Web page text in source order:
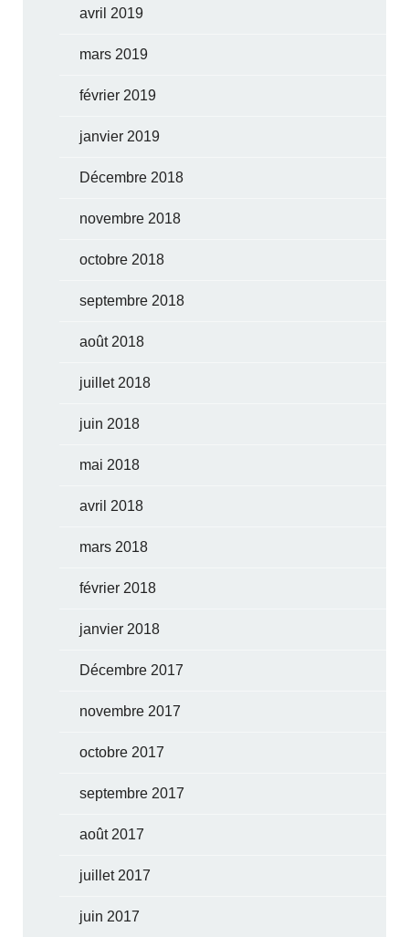
avril 2019
mars 2019
février 2019
janvier 2019
Décembre 2018
novembre 2018
octobre 2018
septembre 2018
août 2018
juillet 2018
juin 2018
mai 2018
avril 2018
mars 2018
février 2018
janvier 2018
Décembre 2017
novembre 2017
octobre 2017
septembre 2017
août 2017
juillet 2017
juin 2017